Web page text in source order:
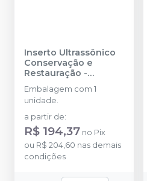
Inserto Ultrassônico
Conservação e
Restauração -
SATELEC
Embalagem com 1
unidade.
a partir de:
R$ 194,37 no Pix
ou R$ 204,60 nas demais
condições